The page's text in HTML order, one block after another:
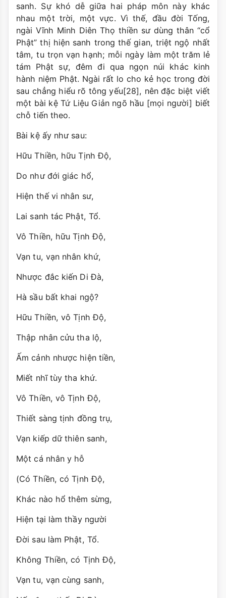
sanh. Sự khó dễ giữa hai pháp môn này khác
nhau một trời, một vực. Vì thế, đầu đời Tống,
ngài Vĩnh Minh Diên Thọ thiền sư dùng thân “cổ
Phật” thị hiện sanh trong thế gian, triệt ngộ nhất
tâm, tu trọn vạn hạnh; mỗi ngày làm một trăm lẻ
tám Phật sự, đêm đi qua ngọn núi khác kinh
hành niệm Phật. Ngài rất lo cho kẻ học trong đời
sau chẳng hiểu rõ tông yếu[28], nên đặc biệt viết
một bài kệ Tứ Liệu Giản ngõ hầu [mọi người] biết
chỗ tiến theo.
Bài kệ ấy như sau:
Hữu Thiền, hữu Tịnh Độ,
Do như đới giác hổ,
Hiện thế vi nhân sư,
Lai sanh tác Phật, Tổ.
Vô Thiền, hữu Tịnh Độ,
Vạn tu, vạn nhân khứ,
Nhược đắc kiến Di Đà,
Hà sầu bất khai ngộ?
Hữu Thiền, vô Tịnh Độ,
Thập nhân cửu tha lộ,
Ấm cảnh nhược hiện tiền,
Miết nhĩ tùy tha khứ.
Vô Thiền, vô Tịnh Độ,
Thiết sàng tịnh đồng trụ,
Vạn kiếp dữ thiên sanh,
Một cá nhân y hỗ
(Có Thiền, có Tịnh Ðộ,
Khác nào hổ thêm sừng,
Hiện tại làm thầy người
Ðời sau làm Phật, Tổ.
Không Thiền, có Tịnh Ðộ,
Vạn tu, vạn cùng sanh,